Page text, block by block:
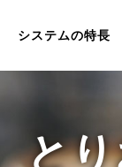
システムの特長
と